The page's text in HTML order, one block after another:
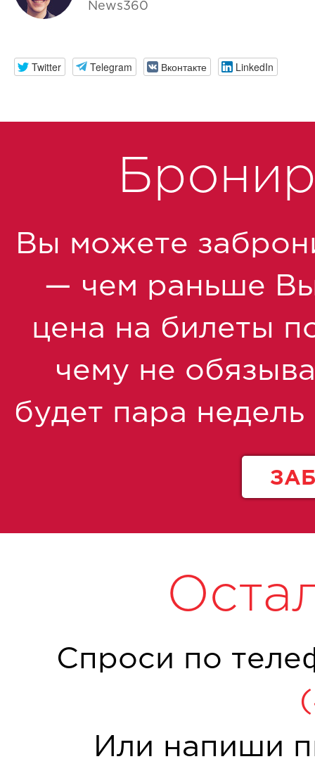
News360
Twitter Telegram Вконтакте LinkedIn
Вы можете
— чем раньше Вы
цена на билеты
чему не
будет пара
Спроси по
Или напиши